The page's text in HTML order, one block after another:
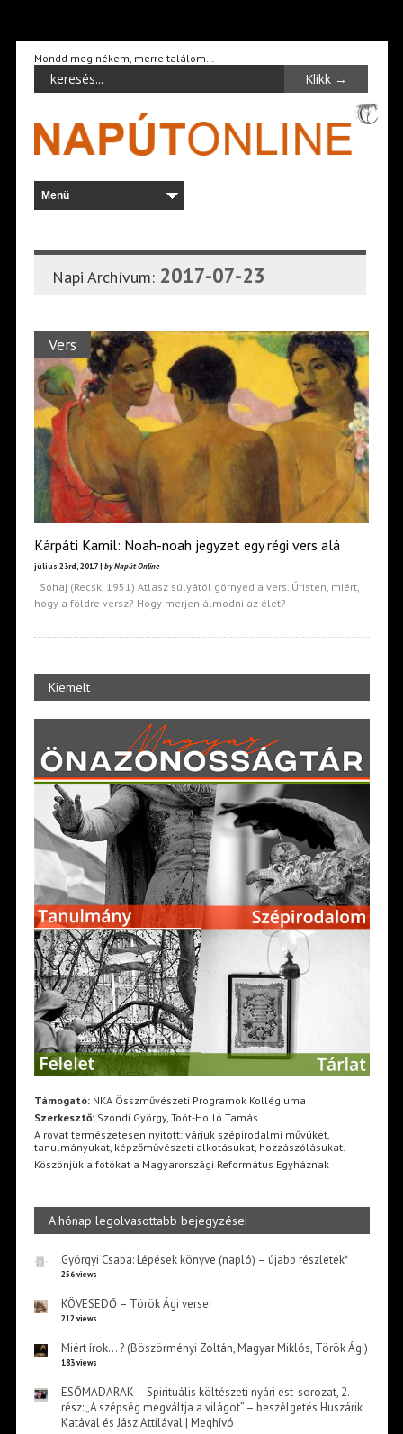
Mondd meg nékem, merre találom…
Napi Archívum: 2017-07-23
Vers
Kárpáti Kamil: Noah-noah jegyzet egy régi vers alá
július 23rd, 2017 | by Napút Online
Sóhaj (Recsk, 1951) Atlasz súlyától görnyed a vers. Úristen, miért,
hogy a földre versz? Hogy merjen álmodni az élet?
Kiemelt
Támogató:NKA Összművészeti Programok Kollégiuma
Szerkesztő:Szondi György, Toót-Holló Tamás
A rovat természetesen nyitott: várjuk szépirodalmi művüket,
tanulmányukat, képzőművészeti alkotásukat, hozzászólásukat.
Köszönjük a fotókat a Magyarországi Református Egyháznak
A hónap legolvasottabb bejegyzései
Györgyi Csaba: Lépések könyve (napló) – újabb részletek*
256 views
KÖVESEDŐ – Török Ági versei
212 views
Miért írok… ? (Böszörményi Zoltán, Magyar Miklós, Török Ági)
183 views
ESŐMADARAK – Spirituális költészeti nyári est-sorozat, 2.
rész: „A szépség megváltja a világot” – beszélgetés Huszárik
Katával és Jász Attilával | Meghívó